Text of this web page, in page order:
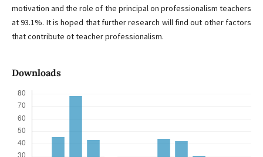
motivation and the role of the principal on professionalism teachers
at 93.1%. It is hoped that further research will find out other factors
that contribute ot teacher professionalism.
Downloads